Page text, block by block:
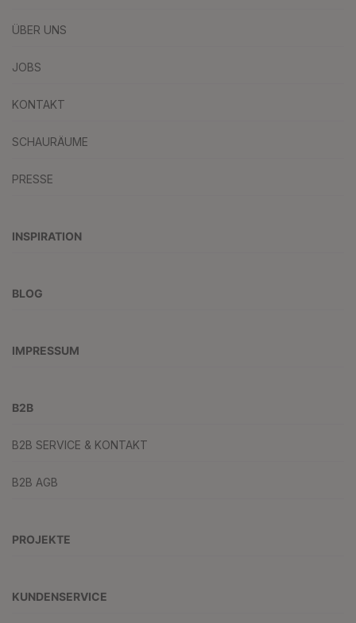
ÜBER UNS
JOBS
KONTAKT
SCHAURÄUME
PRESSE
INSPIRATION
BLOG
IMPRESSUM
B2B
B2B SERVICE & KONTAKT
B2B AGB
PROJEKTE
KUNDENSERVICE